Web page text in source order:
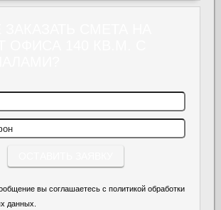
вы соглашаетесь с политикой обработки
данных.